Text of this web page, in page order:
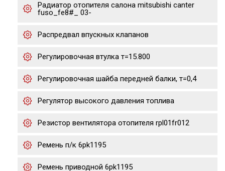
Радиатор отопителя салона mitsubishi canter
fuso_fe8#_ 03-
Распредвал впускных клапанов
Регулировочная втулка т=15.800
Регулировочная шайба передней балки, т=0,4
Регулятор высокого давления топлива
Резистор вентилятора отопителя rpl01fr012
Ремень п/к 6pk1195
Ремень приводной 6pk1195